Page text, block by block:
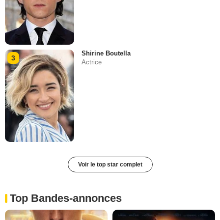
3
Shirine Boutella
Actrice
Voir le top star complet
Top Bandes-annonces